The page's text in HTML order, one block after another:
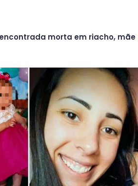
morta em riacho, mãe